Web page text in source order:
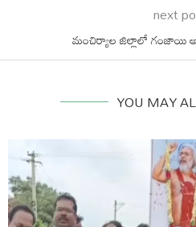
next
మంచిర్యాల జిల్లాలో గంజాయి
YOU MAY